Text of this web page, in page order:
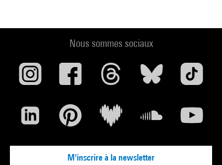
Nous sommes sociaux
M'inscrire à la newsletter